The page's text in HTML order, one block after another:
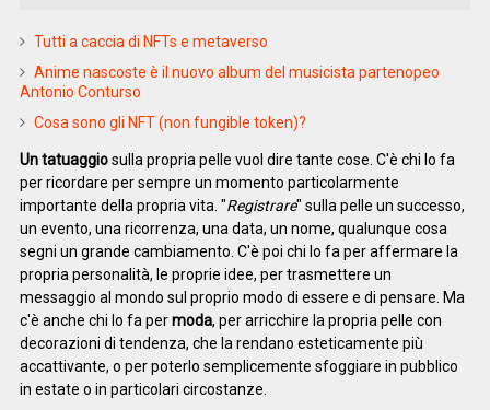
Tutti a caccia di NFTs e metaverso
Anime nascoste è il nuovo album del musicista partenopeo
Antonio Conturso
Cosa sono gli NFT (non fungible token)?
Un tatuaggiosulla propria pelle vuol dire tante cose. C'è chi lo fa
per ricordare per sempre un momento particolarmente
importante della propria vita. "Registrare" sulla pelle un successo,
un evento, una ricorrenza, una data, un nome, qualunque cosa
segni un grande cambiamento. C'è poi chi lo fa per affermare la
propria personalità, le proprie idee, per trasmettere un
messaggio al mondo sul proprio modo di essere e di pensare. Ma
c'è anche chi lo fa permoda, per arricchire la propria pelle con
decorazioni di tendenza, che la rendano esteticamente più
accattivante, o per poterlo semplicemente sfoggiare in pubblico
in estate o in particolari circostanze.